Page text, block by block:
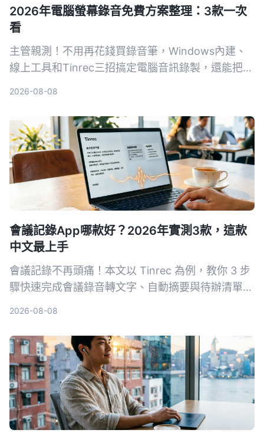
2026年電腦螢幕錄音免費方案整理：3款一次
看
主管親測！不用再花錢買錄音筆，Windows內建、
線上工具和Tinrec三招搞定電腦音訊錄製，還能把會
2026-08-08
會議記錄App哪款好？2026年實測3款，這款
中文最上手
會議記錄不再頭痛！本文以 Tinrec 為例，教你 3 步
驟快速完成會議錄音轉文字、自動摘要與待辦清單，
2026-08-08